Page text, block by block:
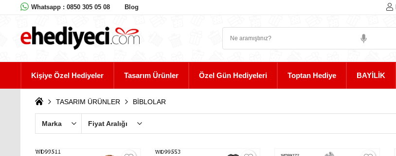
Whatsapp : 0850 305 05 08 Blog
Kişiye Özel Hediyeler Tasarım Ürünler Özel Gün Hediyeleri Toptan Hediye BAYİLİK
TASARIM ÜRÜNLER BİBLOLAR
Marka Fiyat Aralığı